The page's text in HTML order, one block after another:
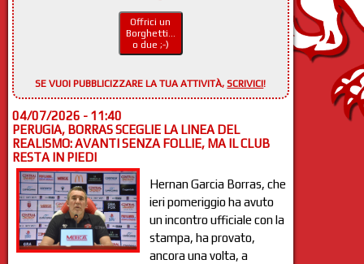
Offrici un
Borghetti...
o due ;-)
SE VUOI PUBBLICIZZARE LA TUA ATTIVITÀ,SCRIVICI!
04/07/2026 - 11:40
PERUGIA, BORRAS SCEGLIE LA LINEA DEL
REALISMO: AVANTI SENZA FOLLIE, MA IL CLUB
RESTA IN PIEDI
Hernan Garcia Borras, che
ieri pomeriggio ha avuto
un incontro ufficiale con la
stampa, ha provato,
ancora una volta, a